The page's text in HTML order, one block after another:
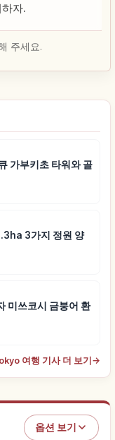
자.
주세요.
가부키초 타워와 골
3가지 정원 양
미쓰코시 금붕어 환
여행 기사 더 보기 →
옵션 보기